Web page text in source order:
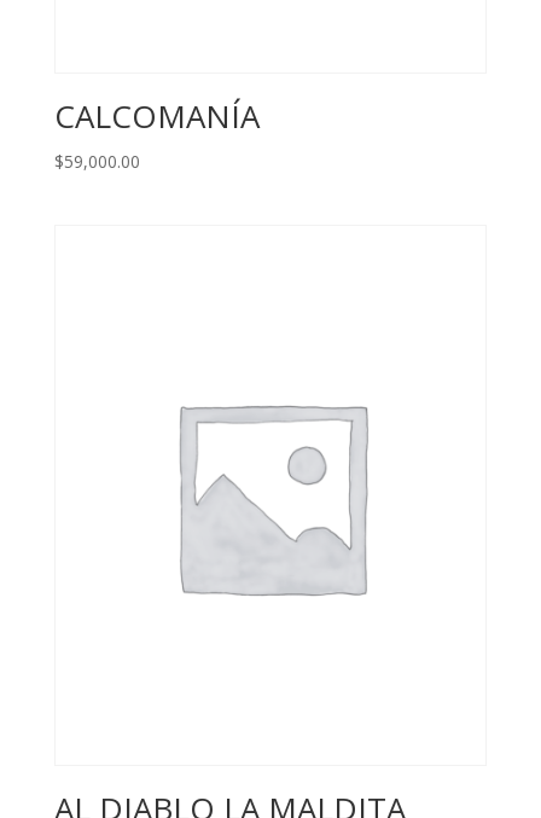
CALCOMANÍA
$59,000.00
AL DIABLO LA MALDITA